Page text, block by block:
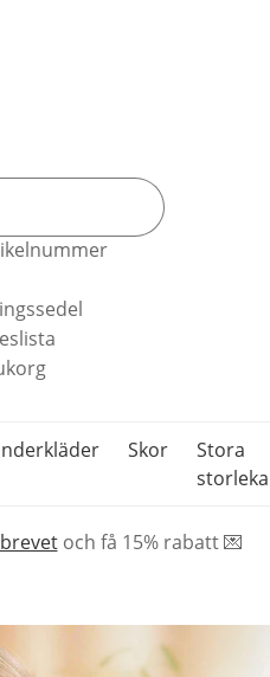
Skor
Stora
och få 15% rabatt 💌